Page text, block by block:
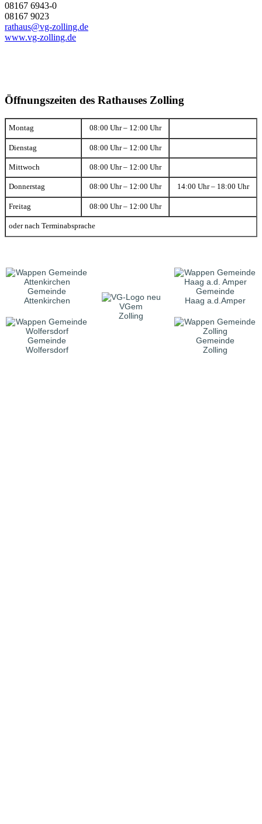
08167 6943-0
08167 9023
rathaus@vg-zolling.de
www.vg-zolling.de
Öffnungszeiten des Rathauses Zolling
Montag 08:00 Uhr – 12:00 Uhr
Dienstag 08:00 Uhr – 12:00 Uhr
Mittwoch 08:00 Uhr – 12:00 Uhr
Donnerstag 08:00 Uhr – 12:00 Uhr 14:00 Uhr – 18:00 Uhr
Freitag 08:00 Uhr – 12:00 Uhr
oder nach Terminabsprache
Gemeinde
Attenkirchen
VGem
Zolling
Gemeinde
Haag a.d.Amper
Gemeinde
Wolfersdorf
Gemeinde
Zolling